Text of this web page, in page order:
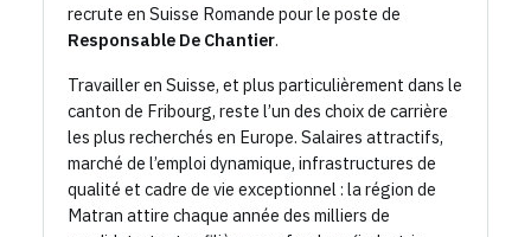
recrute en Suisse Romande pour le poste de
Responsable De Chantier.
Travailler en Suisse, et plus particulièrement dans le
canton de Fribourg, reste l’un des choix de carrière
les plus recherchés en Europe. Salaires attractifs,
marché de l’emploi dynamique, infrastructures de
qualité et cadre de vie exceptionnel : la région de
Matran attire chaque année des milliers de